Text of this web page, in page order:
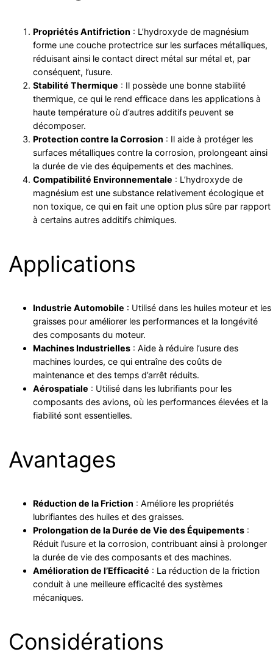
Propriétés Antifriction : L’hydroxyde de magnésium
forme une couche protectrice sur les surfaces métalliques,
réduisant ainsi le contact direct métal sur métal et, par
conséquent, l’usure.
Stabilité Thermique : Il possède une bonne stabilité
thermique, ce qui le rend efficace dans les applications à
haute température où d’autres additifs peuvent se
décomposer.
Protection contre la Corrosion : Il aide à protéger les
surfaces métalliques contre la corrosion, prolongeant ainsi
la durée de vie des équipements et des machines.
Compatibilité Environnementale : L’hydroxyde de
magnésium est une substance relativement écologique et
non toxique, ce qui en fait une option plus sûre par rapport
à certains autres additifs chimiques.
Applications
Industrie Automobile : Utilisé dans les huiles moteur et les
graisses pour améliorer les performances et la longévité
des composants du moteur.
Machines Industrielles : Aide à réduire l’usure des
machines lourdes, ce qui entraîne des coûts de
maintenance et des temps d’arrêt réduits.
Aérospatiale : Utilisé dans les lubrifiants pour les
composants des avions, où les performances élevées et la
fiabilité sont essentielles.
Avantages
Réduction de la Friction : Améliore les propriétés
lubrifiantes des huiles et des graisses.
Prolongation de la Durée de Vie des Équipements :
Réduit l’usure et la corrosion, contribuant ainsi à prolonger
la durée de vie des composants et des machines.
Amélioration de l’Efficacité : La réduction de la friction
conduit à une meilleure efficacité des systèmes
mécaniques.
Considérations